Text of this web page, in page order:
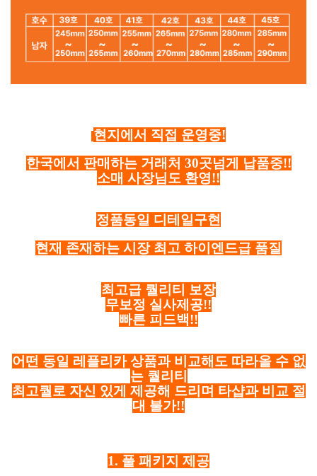
현지에서 직접 운영중!
한국에서 판매하는 거래처 30곳넘게 납품중!!
소매 사장님도 환영!!
정품동일 디테일구현
현재 존재하는 시장 최고 하이엔드급 품질
최고급 퀄리티 보장
무보정 실사제공!!
빠른 피드백!!
어떤 동일 레플리카 상품과 비교해도 따라올 수 없
는 퀄리티
최고퀄로 자신 있게 제공해 드리며 타샵과 비교 절
대 불가!!
1. 풀 패키지 제공